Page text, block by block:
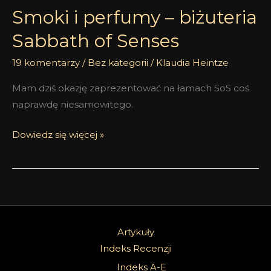
Smoki i perfumy – biżuteria
Sabbath of Senses
19 komentarzy / Bez kategorii / Klaudia Heintze
Mam dziś okazję zaprezentować na łamach SoS coś
naprawdę niesamowitego.
Dowiedz się więcej »
Artykuły
Indeks Recenzji
Indeks A-E